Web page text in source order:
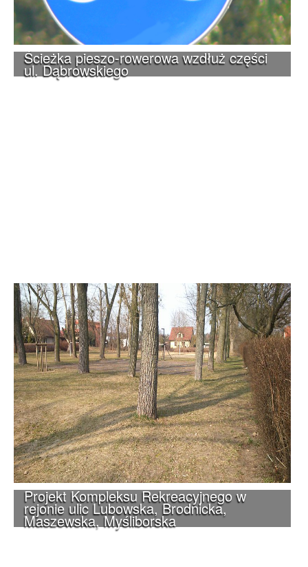
Ścieżka pieszo-rowerowa wzdłuż części
ul. Dąbrowskiego
Projekt Kompleksu Rekreacyjnego w
rejonie ulic Lubowska, Brodnicka,
Maszewska, Myśliborska